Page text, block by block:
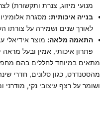
מנועי מיזוג, צנרת ותקשורת)
בנייה איכותית: מסגרת
לאורך שנים ושמירה על צורתו
התאמה מלאה: מוצר אידיאלי
פתרון איכותי, אמין ובעל מראה
מתאים במיוחד לחללים בהם
מהסטנדרט, כגון סלונים, חדרי
ושומר על רצף עיצובי נקי, מודרני